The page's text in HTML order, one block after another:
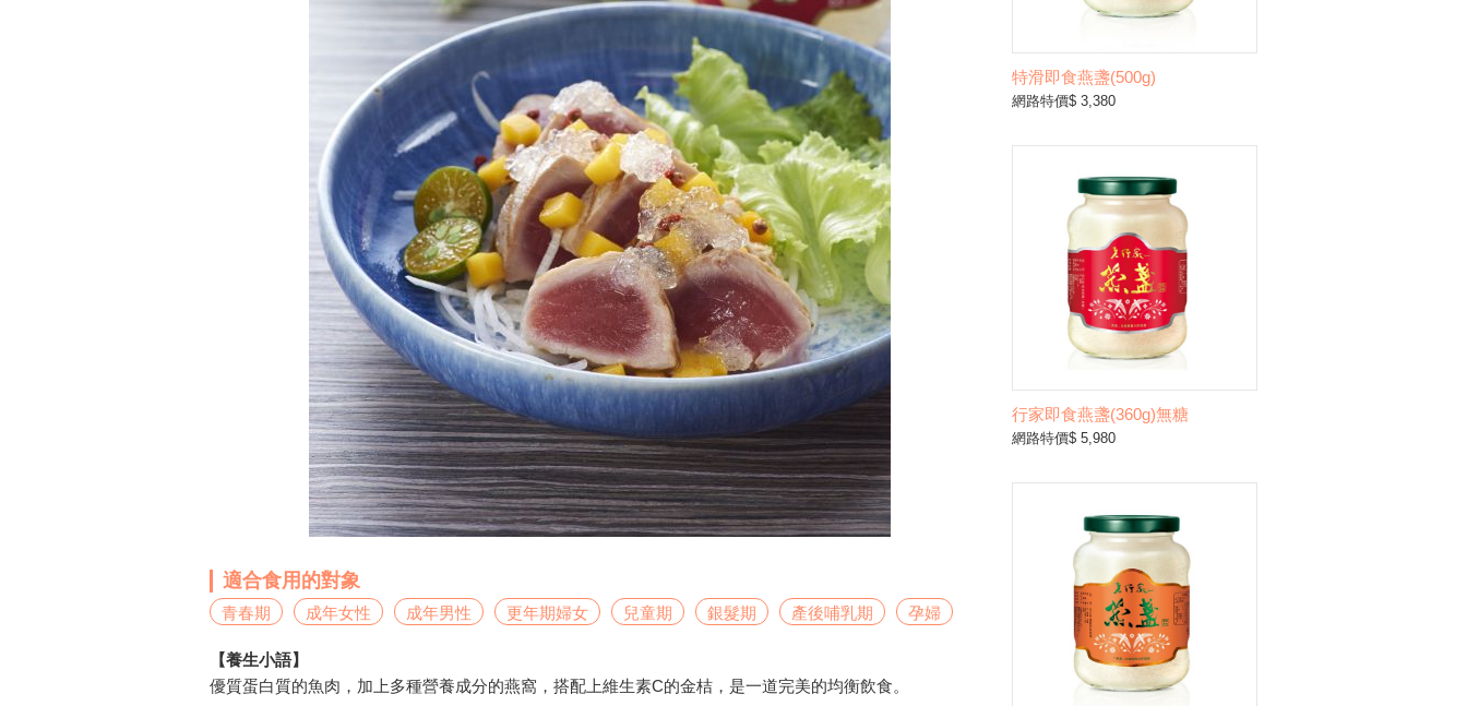
適合食用的對象
青春期 成年女性 成年男性 更年期婦女 兒童期 銀髮期 產後哺乳期 孕婦
【養生小語】
優質蛋白質的魚肉，加上多種營養成分的燕窩，搭配上維生素C的金桔，是一道完美的均衡飲食。
特滑即食燕盞(500g)
網路特價$ 3,380
行家即食燕盞(360g)無糖
網路特價$ 5,980